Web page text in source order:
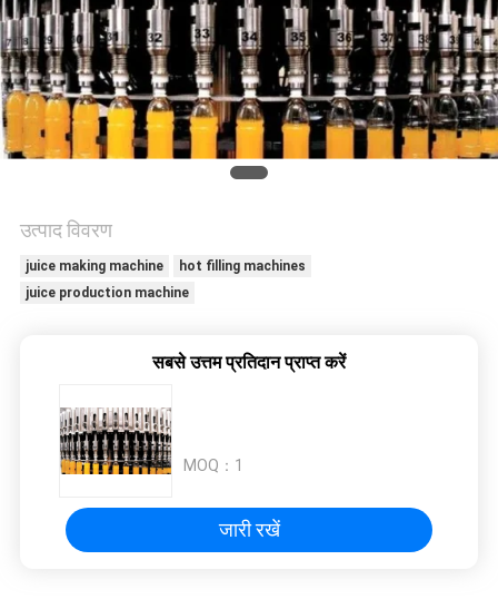
की
विनती
करे
साइटमैप
PRIVACY
POLICY
उत्पाद विवरण
juice making machine
hot filling machines
juice production machine
सबसे उत्तम प्रतिदान प्राप्त करें
MOQ： 1
जारी रखें